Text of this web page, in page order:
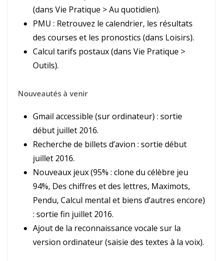
(dans Vie Pratique > Au quotidien).
PMU : Retrouvez le calendrier, les résultats
des courses et les pronostics (dans Loisirs).
Calcul tarifs postaux (dans Vie Pratique >
Outils).
Nouveautés à venir
Gmail accessible (sur ordinateur) : sortie
début juillet 2016.
Recherche de billets d’avion : sortie début
juillet 2016.
Nouveaux jeux (95% : clone du célèbre jeu
94%, Des chiffres et des lettres, Maximots,
Pendu, Calcul mental et biens d’autres encore)
: sortie fin juillet 2016.
Ajout de la reconnaissance vocale sur la
version ordinateur (saisie des textes à la voix).